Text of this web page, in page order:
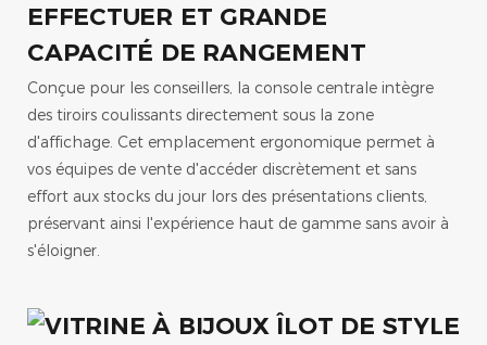
EFFECTUER ET GRANDE
CAPACITÉ DE RANGEMENT
Conçue pour les conseillers, la console centrale intègre
des tiroirs coulissants directement sous la zone
d'affichage. Cet emplacement ergonomique permet à
vos équipes de vente d'accéder discrètement et sans
effort aux stocks du jour lors des présentations clients,
préservant ainsi l'expérience haut de gamme sans avoir à
s'éloigner.